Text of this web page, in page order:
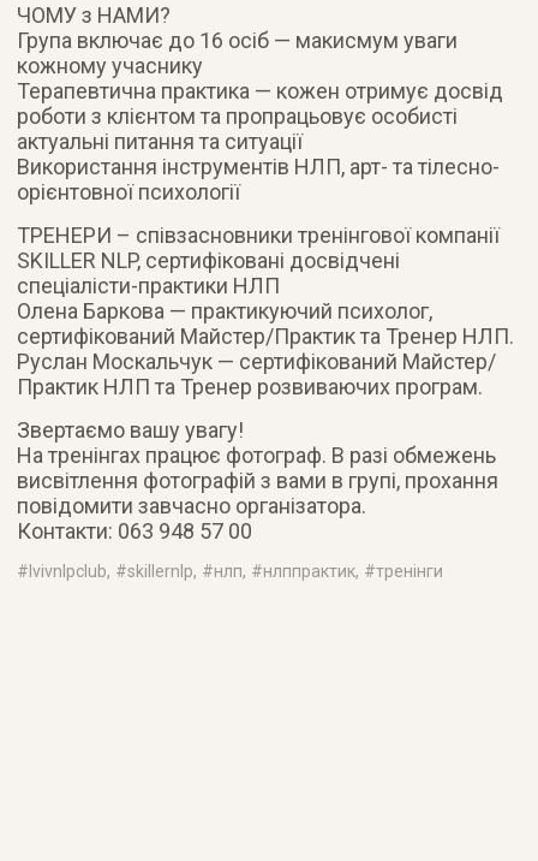
ЧОМУ з НАМИ?
Група включає до 16 осіб — макисмум уваги
кожному учаснику
Терапевтична практика — кожен отримує досвід
роботи з клієнтом та пропрацьовує особисті
актуальні питання та ситуації
Використання інструментів НЛП, арт- та тілесно-
орієнтовної психології
ТРЕНЕРИ – співзасновники тренінгової компанії
SKILLER NLP, сертифіковані досвідчені
спеціалісти-практики НЛП
Олена Баркова — практикуючий психолог,
сертифікований Майстер/Практик та Тренер НЛП.
Руслан Москальчук — сертифікований Майстер/
Практик НЛП та Тренер розвиваючих програм.
Звертаємо вашу увагу!
На тренінгах працює фотограф. В разі обмежень
висвітлення фотографій з вами в групі, прохання
повідомити завчасно організатора.
Контакти: 063 948 57 00
#lvivnlpclub, #skillernlp, #нлп, #нлппрактик, #тренінги